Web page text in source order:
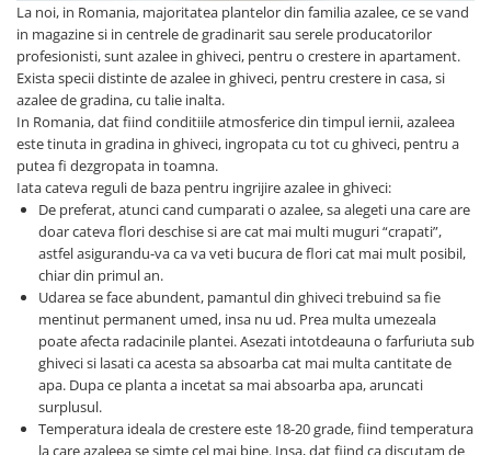
La noi, in Romania, majoritatea plantelor din familia azalee, ce se vand
in magazine si in centrele de gradinarit sau serele producatorilor
profesionisti, sunt azalee in ghiveci, pentru o crestere in apartament.
Exista specii distinte de azalee in ghiveci, pentru crestere in casa, si
azalee de gradina, cu talie inalta.
In Romania, dat fiind conditiile atmosferice din timpul iernii, azaleea
este tinuta in gradina in ghiveci, ingropata cu tot cu ghiveci, pentru a
putea fi dezgropata in toamna.
Iata cateva reguli de baza pentru ingrijire azalee in ghiveci:
De preferat, atunci cand cumparati o azalee, sa alegeti una care are
doar cateva flori deschise si are cat mai multi muguri “crapati”,
astfel asigurandu-va ca va veti bucura de flori cat mai mult posibil,
chiar din primul an.
Udarea se face abundent, pamantul din ghiveci trebuind sa fie
mentinut permanent umed, insa nu ud. Prea multa umezeala
poate afecta radacinile plantei. Asezati intotdeauna o farfuriuta sub
ghiveci si lasati ca acesta sa absoarba cat mai multa cantitate de
apa. Dupa ce planta a incetat sa mai absoarba apa, aruncati
surplusul.
Temperatura ideala de crestere este 18-20 grade, fiind temperatura
la care azaleea se simte cel mai bine. Insa, dat fiind ca discutam de